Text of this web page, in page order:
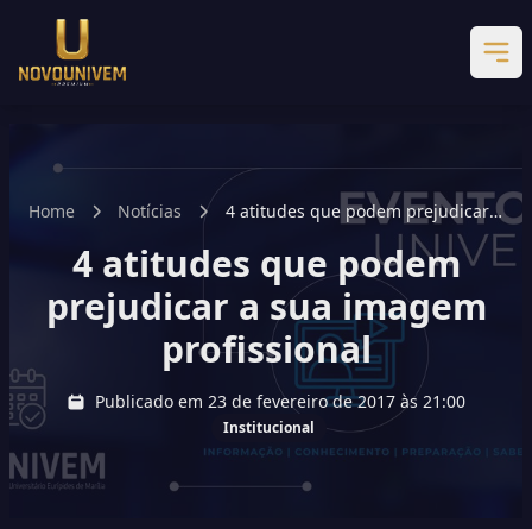
Home Notícias
4 atitudes que podem prejudicar a
sua imagem profissional
4 atitudes que podem
prejudicar a sua imagem
profissional
Publicado em 23 de fevereiro de 2017 às 21:00
Institucional